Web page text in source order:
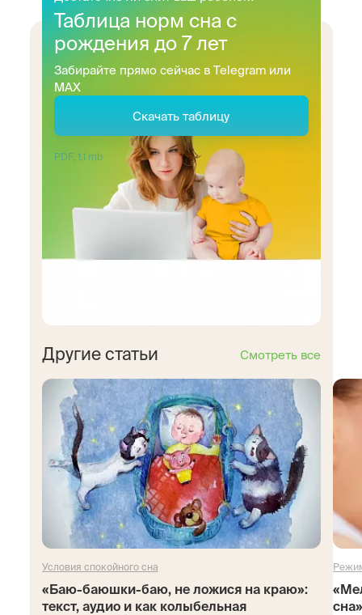
Таблица норм сна с
рождения до 7 лет
Забирайте прямо сейчас в Telegram или
MAX
Скачать таблицу
PDF, 1,1 mb
Другие статьи Смотреть все
Условия спокойного сна
«Баю-баюшки-баю, не ложися на краю»:
текст, аудио и как колыбельная